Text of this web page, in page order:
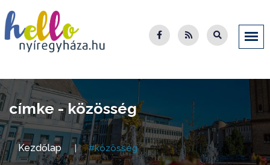
címke - közösség
Kezdőlap #közösség